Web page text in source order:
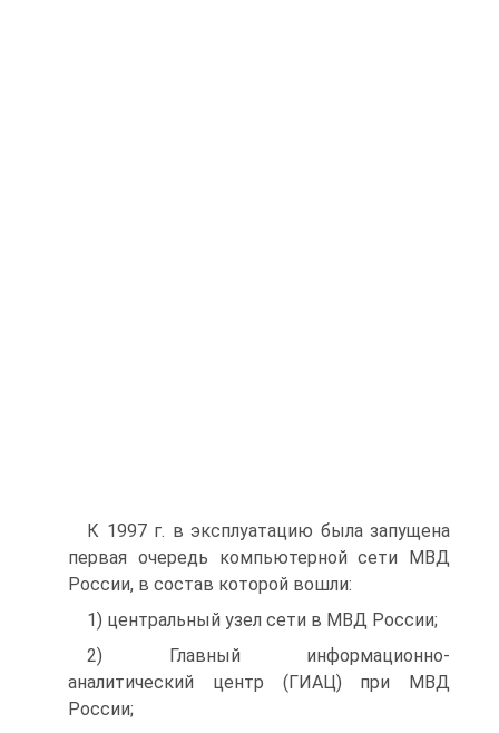
К 1997 г. в эксплуатацию была запущена
первая очередь компьютерной сети МВД
России, в состав которой вошли:
1) центральный узел сети в МВД России;
2) Главный информационно-
аналитический центр (ГИАЦ) при МВД
России;